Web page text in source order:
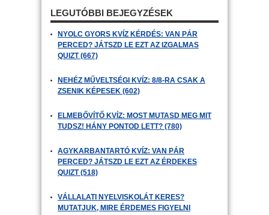
LEGUTÓBBI BEJEGYZÉSEK
NYOLC GYORS KVÍZ KÉRDÉS: VAN PÁR
PERCED? JÁTSZD LE EZT AZ IZGALMAS
QUIZT (667)
NEHÉZ MŰVELTSÉGI KVÍZ: 8/8-RA CSAK A
ZSENIK KÉPESEK (602)
ELMEBŐVÍTŐ KVÍZ: MOST MUTASD MEG MIT
TUDSZ! HÁNY PONTOD LETT? (780)
AGYKARBANTARTÓ KVÍZ: VAN PÁR
PERCED? JÁTSZD LE EZT AZ ÉRDEKES
QUIZT (518)
VÁLLALATI NYELVISKOLÁT KERES?
MUTATJUK, MIRE ÉRDEMES FIGYELNI